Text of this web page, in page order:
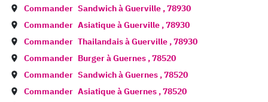
Commander Sandwich àGuerville ,78930
Commander Asiatique àGuerville ,78930
Commander Thailandais àGuerville ,78930
Commander Burger àGuernes ,78520
Commander Sandwich àGuernes ,78520
Commander Asiatique àGuernes ,78520